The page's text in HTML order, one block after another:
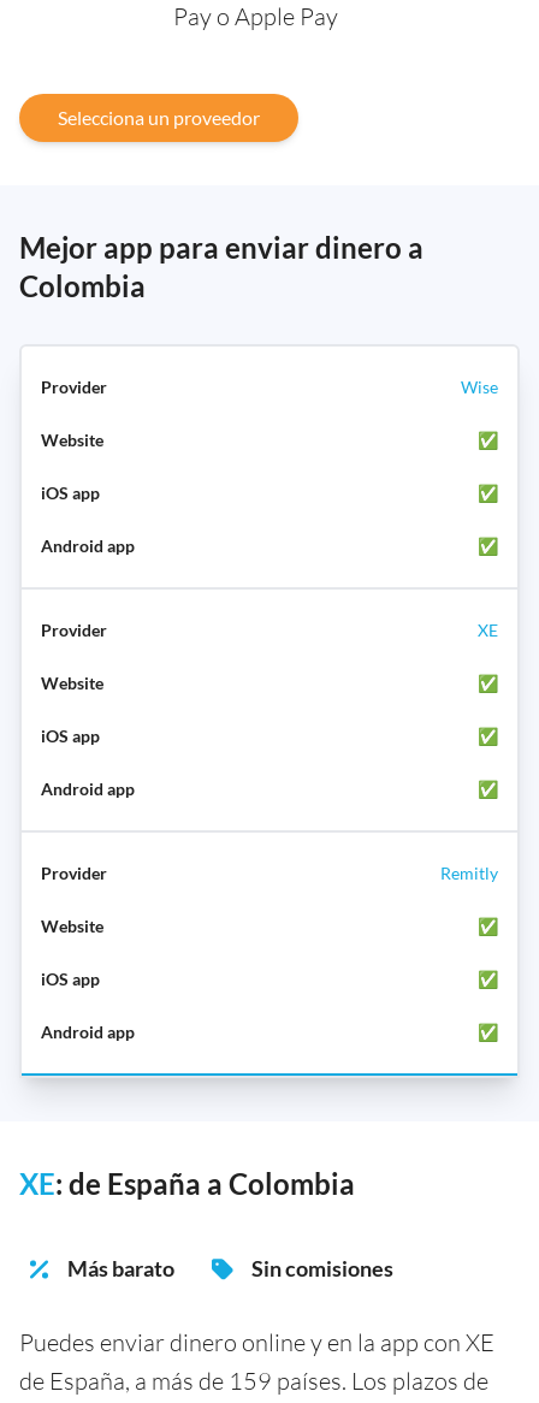
Pay o Apple Pay
Selecciona un proveedor
Mejor app para enviar dinero a
Colombia
Wise
✅
✅
✅
XE
✅
✅
✅
Remitly
✅
✅
✅
XE: de España a Colombia
Más barato Sin comisiones
Puedes enviar dinero online y en la app con XE
de España, a más de 159 países. Los plazos de